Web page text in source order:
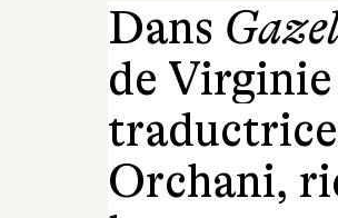
Dans
de
Orchani,